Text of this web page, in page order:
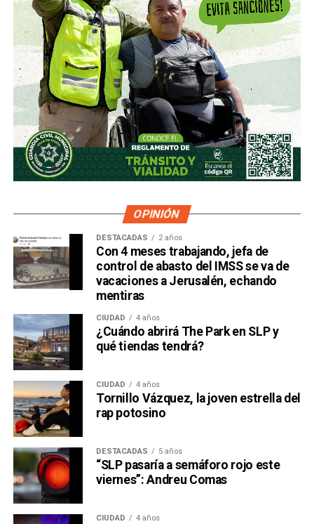
OPINIÓN
DESTACADAS 2 años
Con 4 meses trabajando, jefa de
control de abasto del IMSS se va de
vacaciones a Jerusalén, echando
mentiras
CIUDAD 4 años
¿Cuándo abrirá The Park en SLP y
qué tiendas tendrá?
CIUDAD 4 años
Tornillo Vázquez, la joven estrella del
rap potosino
DESTACADAS 5 años
“SLP pasaría a semáforo rojo este
viernes”: Andreu Comas
CIUDAD 4 años